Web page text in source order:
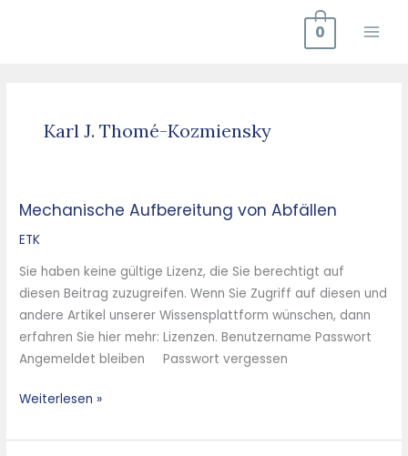
0
Karl J. Thomé-Kozmiensky
Mechanische Aufbereitung von Abfällen
ETK
Sie haben keine gültige Lizenz, die Sie berechtigt auf
diesen Beitrag zuzugreifen. Wenn Sie Zugriff auf diesen und
andere Artikel unserer Wissensplattform wünschen, dann
erfahren Sie hier mehr: Lizenzen. Benutzername Passwort
Angemeldet bleiben Passwort vergessen
Mechanische
Aufbereitung
Abfällen
Weiterlesen »